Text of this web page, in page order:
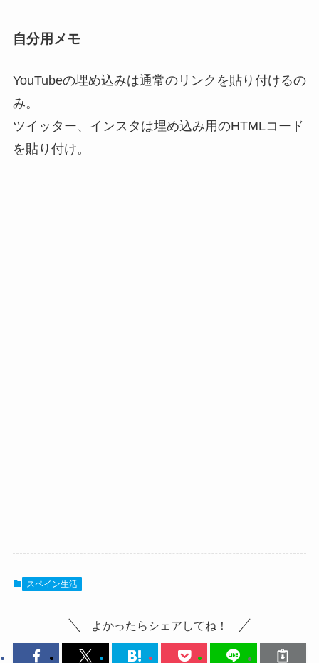
自分用メモ
YouTubeの埋め込みは通常のリンクを貼り付けるの
み。
ツイッター、インスタは埋め込み用のHTMLコード
を貼り付け。
スペイン生活
よかったらシェアしてね！